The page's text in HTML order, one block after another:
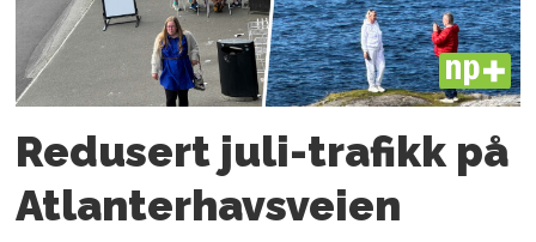
PLUS
Redusert juli-trafikk på
Atlanter­havsveien